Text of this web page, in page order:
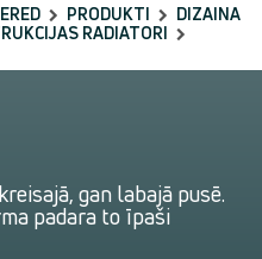
PRODUKTI
DIZAINA
RADIATORI
gan labajā pusē.
padara to īpaši